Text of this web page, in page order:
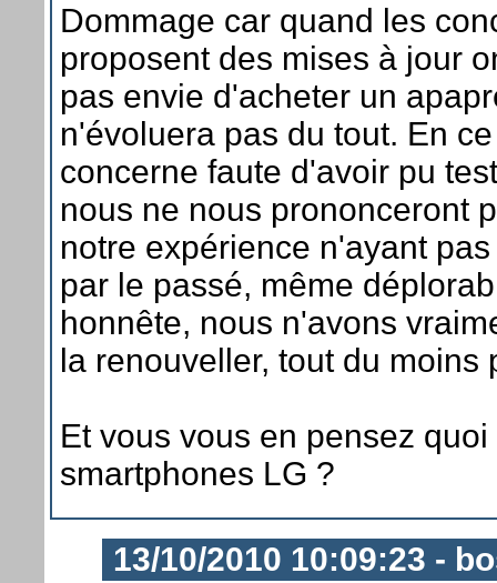
Dommage car quand les
proposent des mises à jour
pas envie d'acheter un
n'évoluera pas du tout. En
concerne faute d'avoir pu
nous ne nous prononceront
notre expérience n'ayant
par le passé, même
honnête, nous n'avons
la renouveller, tout du moins
Et vous vous en pensez quoi
smartphones LG ?
13/10/2010 10:09:23 -